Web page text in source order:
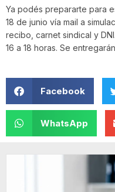
Ya podés prepararte para
18 de junio vía mail a
recibo, carnet sindical y
16 a 18 horas. Se
Facebook
WhatsApp